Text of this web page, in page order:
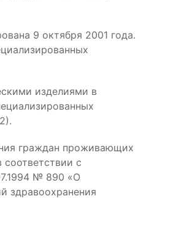
9 октября 2001 года.
изделиями в
граждан проживающих
с
№ 890 «О
здравоохранения